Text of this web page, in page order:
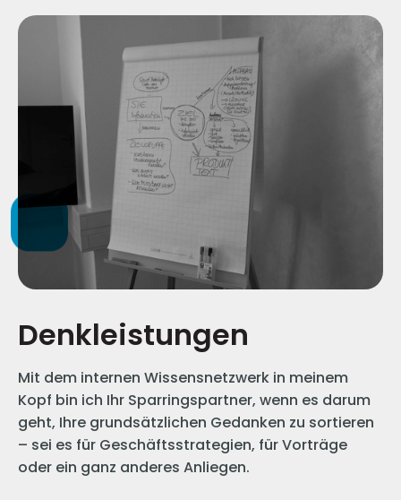
Denkleistungen
Mit dem internen Wissensnetzwerk in meinem
Kopf bin ich Ihr Sparringspartner, wenn es darum
geht, Ihre grundsätzlichen Gedanken zu sortieren
– sei es für Geschäftsstrategien, für Vorträge
oder ein ganz anderes Anliegen.